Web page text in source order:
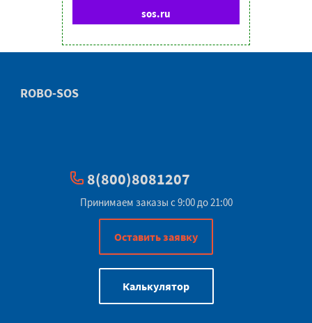
sos.ru
ROBO-SOS
8(800)8081207
Принимаем заказы с 9:00 до 21:00
Оставить заявку
Калькулятор